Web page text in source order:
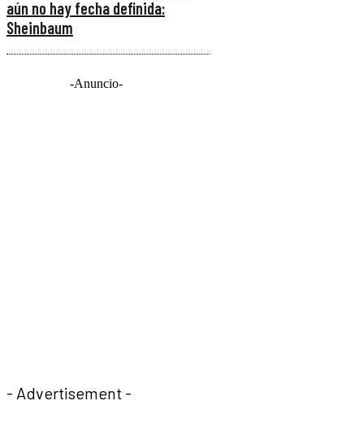
aún no hay fecha definida:
Sheinbaum
-Anuncio-
- Advertisement -